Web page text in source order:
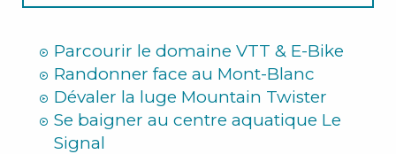
Parcourir le domaine VTT & E-Bike
Randonner face au Mont-Blanc
Dévaler la luge Mountain Twister
Se baigner au centre aquatique Le
Signal